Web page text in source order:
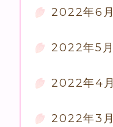
2022年6月
2022年5月
2022年4月
2022年3月